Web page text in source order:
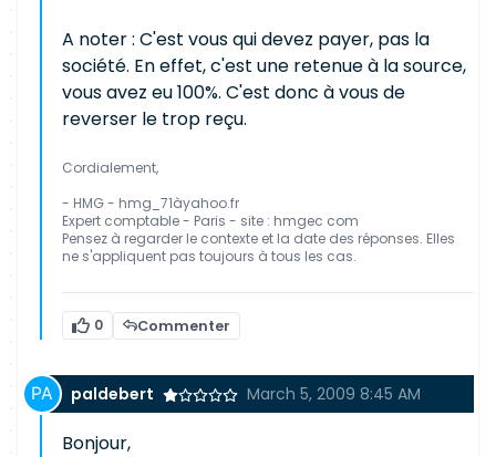
A noter : C'est vous qui devez payer, pas la
société. En effet, c'est une retenue à la source,
vous avez eu 100%. C'est donc à vous de
reverser le trop reçu.
Cordialement,
- HMG - hmg_71àyahoo.fr
Expert comptable - Paris - site : hmgec com
Pensez à regarder le contexte et la date des réponses. Elles
ne s'appliquent pas toujours à tous les cas.
0 Commenter
paldebert March 5, 2009 8:45 AM
Bonjour,